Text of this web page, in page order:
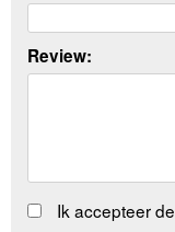
Review:
Ik accepteer de